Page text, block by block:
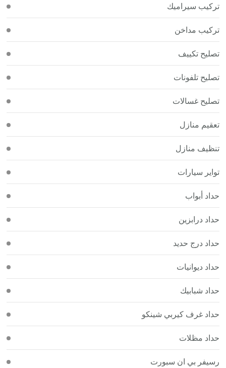
تركيب سيراميك
تركيب مداخن
تصليح تكييف
تصليح تلفونات
تصليح غسالات
تعقيم منازل
تنظيف منازل
تواير سيارات
حداد أبواب
حداد درابزين
حداد درج حديد
حداد ديوانيات
حداد شبابيك
حداد غرف كيربي شينكو
حداد مظلات
رسيفر بي ان سبورت